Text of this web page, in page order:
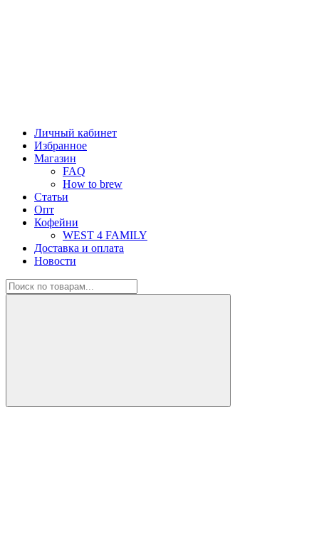
Личный кабинет
Избранное
Магазин
FAQ
How to brew
Статьи
Опт
Кофейни
WEST 4 FAMILY
Доставка и оплата
Новости